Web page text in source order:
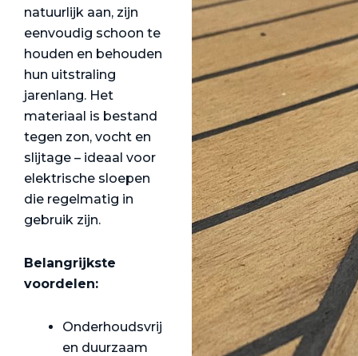
natuurlijk aan, zijn
eenvoudig schoon te
houden en behouden
hun uitstraling
jarenlang. Het
materiaal is bestand
tegen zon, vocht en
slijtage – ideaal voor
elektrische sloepen
die regelmatig in
gebruik zijn.
Belangrijkste
voordelen:
Onderhoudsvrij
en duurzaam